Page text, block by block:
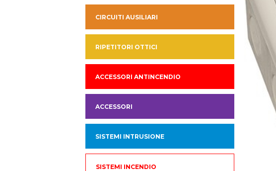
CIRCUITI AUSILIARI
RIPETITORI OTTICI
ACCESSORI ANTINCENDIO
ACCESSORI
SISTEMI INTRUSIONE
SISTEMI INCENDIO